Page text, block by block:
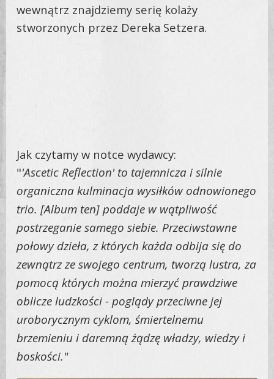
wewnątrz znajdziemy serię kolaży
stworzonych przez Dereka Setzera.
Jak czytamy w notce wydawcy:
"'Ascetic Reflection' to tajemnicza i silnie
organiczna kulminacja wysiłków odnowionego
trio. [Album ten] poddaje w wątpliwość
postrzeganie samego siebie. Przeciwstawne
połowy dzieła, z których każda odbija się do
zewnątrz ze swojego centrum, tworzą lustra, za
pomocą których można mierzyć prawdziwe
oblicze ludzkości - poglądy przeciwne jej
uroborycznym cyklom, śmiertelnemu
brzemieniu i daremną żądzę władzy, wiedzy i
boskości."